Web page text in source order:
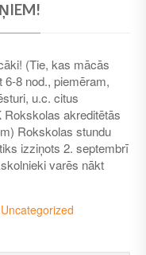
(Tie, kas mācās
6-8 nod., piemēram,
u.c. citus
akreditētās
Rokskolas stundu
izziņots 2. septembrī
varēs nākt
Uncategorized